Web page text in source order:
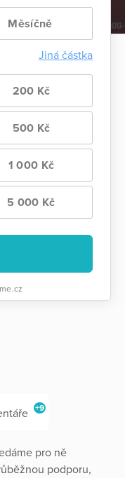
Měsíčně
Jiná částka
200 Kč
500 Kč
1 000 Kč
5 000 Kč
+9
pro ně
podporu,